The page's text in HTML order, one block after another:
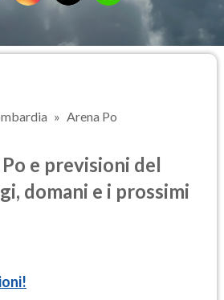
Arena Po
e previsioni del
domani e i prossimi